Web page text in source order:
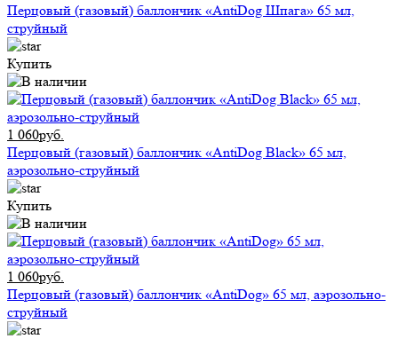
Перцовый (газовый) баллончик «AntiDog Шпага» 65 мл,
струйный
Купить
1 060руб.
Перцовый (газовый) баллончик «AntiDog Black» 65 мл,
аэрозольно-струйный
Купить
1 060руб.
Перцовый (газовый) баллончик «AntiDog» 65 мл, аэрозольно-
струйный